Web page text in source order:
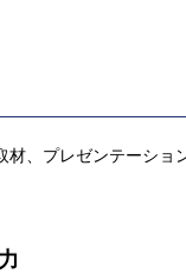
材、プレゼンテーショ